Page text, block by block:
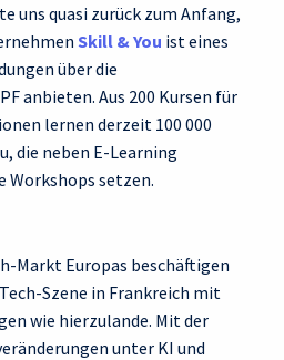
uns quasi zurück zum Anfang,
Skill & You ist eines
über die
anbieten. Aus 200 Kursen für
lernen derzeit 100 000
die neben E-Learning
setzen.
Markt Europas beschäftigen
Szene in Frankreich mit
wie hierzulande. Mit der
unter KI und